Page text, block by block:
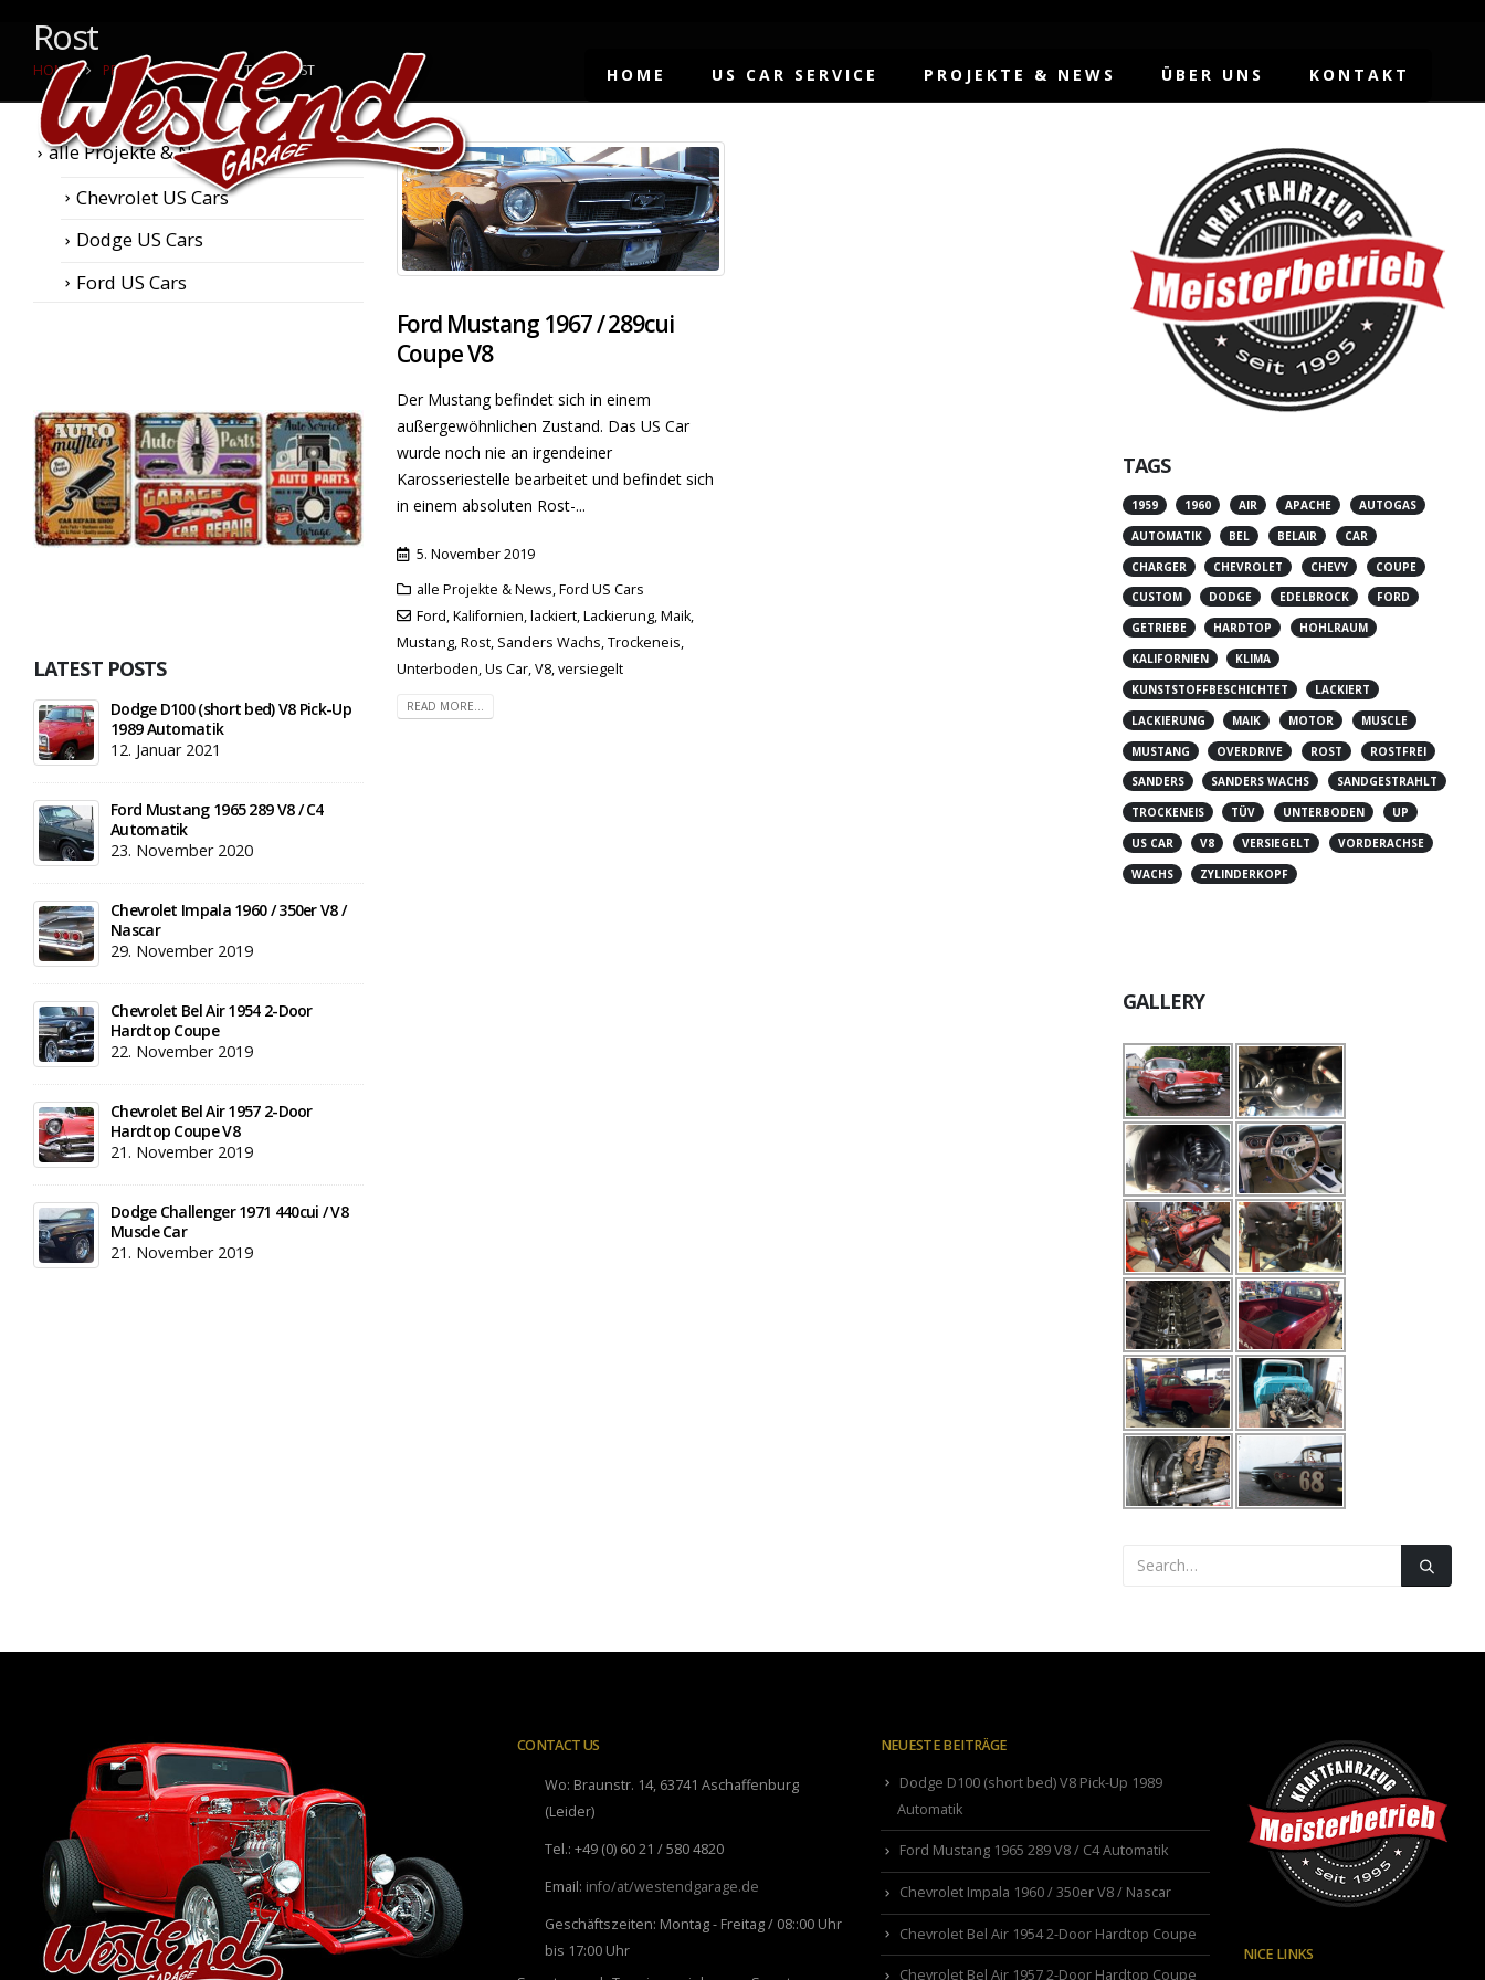
HOME US CAR SERVICE PROJEKTE & NEWS ÜBER UNS KONTAKT
Rost
HOME PROJEKTE & NEWS TAG -ROST
Ford Mustang 1967 / 289cui
Coupe V8
Der Mustang befindet sich in einem
außergewöhnlichen Zustand. Das US Car
wurde noch nie an irgendeiner
Karosseriestelle bearbeitet und befindet sich
in einem absoluten Rost-...
5. November 2019
alle Projekte & News,Ford US Cars
Ford,Kalifornien,lackiert,Lackierung,Maik,
Mustang,Rost, Sanders Wachs,Trockeneis,
Unterboden,Us Car,V8,versiegelt
READ MORE...
alle Projekte & News
Chevrolet US Cars
Dodge US Cars
Ford US Cars
LATEST POSTS
Dodge D100 (short bed) V8 Pick-Up
1989 Automatik
12. Januar 2021
Ford Mustang 1965 289 V8 / C4
Automatik
23. November 2020
Chevrolet Impala 1960 / 350er V8 /
Nascar
29. November 2019
Chevrolet Bel Air 1954 2-Door
Hardtop Coupe
22. November 2019
Chevrolet Bel Air 1957 2-Door
Hardtop Coupe V8
21. November 2019
Dodge Challenger 1971 440cui / V8
Muscle Car
21. November 2019
TAGS
1959 1960 AIR APACHE
AUTOGAS
AUTOMATIK
BEL BELAIR
CAR
CHARGER
CHEVROLET CHEVY
COUPE
CUSTOM
DODGE EDELBROCK
FORD
GETRIEBE
HARDTOP
HOHLRAUM
KALIFORNIEN
KLIMA
KUNSTSTOFFBESCHICHTET
LACKIERT
LACKIERUNG
MAIK MOTOR
MUSCLE
MUSTANG
OVERDRIVE ROST
ROSTFREI
SANDERS
SANDERS WACHS
SANDGESTRAHLT
TROCKENEIS
TÜV UNTERBODEN
UP
US CAR
V8 VERSIEGELT
VORDERACHSE
WACHS
ZYLINDERKOPF
GALLERY
CONTACT US
Wo: Braunstr. 14, 63741 Aschaffenburg
(Leider)
Tel.: +49 (0) 60 21 / 580 4820
Email: info/at/westendgarage.de
Geschäftszeiten: Montag - Freitag / 08::00 Uhr
bis 17:00 Uhr
NEUESTE BEITRÄGE
Dodge D100 (short bed) V8 Pick-Up 1989
Automatik
Ford Mustang 1965 289 V8 / C4 Automatik
Chevrolet Impala 1960 / 350er V8 / Nascar
Chevrolet Bel Air 1954 2-Door Hardtop Coupe
Chevrolet Bel Air 1957 2-Door Hardtop Coupe
NICE LINKS